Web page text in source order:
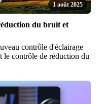
1 août 2025
du bruit et
contrôle d'éclairage
le contrôle de réduction du